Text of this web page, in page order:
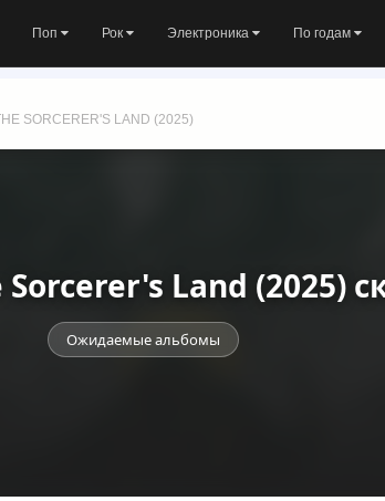
Поп Рок Электроника По годам
SORCERER'S LAND (2025)
Land (2025)
Ожидаемые альбомы